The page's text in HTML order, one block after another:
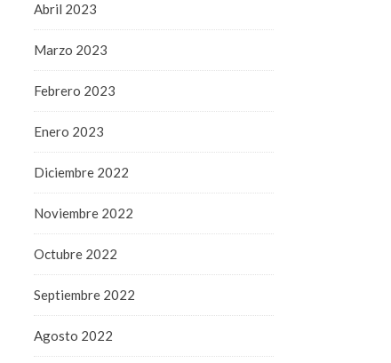
Abril 2023
Marzo 2023
Febrero 2023
Enero 2023
Diciembre 2022
Noviembre 2022
Octubre 2022
Septiembre 2022
Agosto 2022